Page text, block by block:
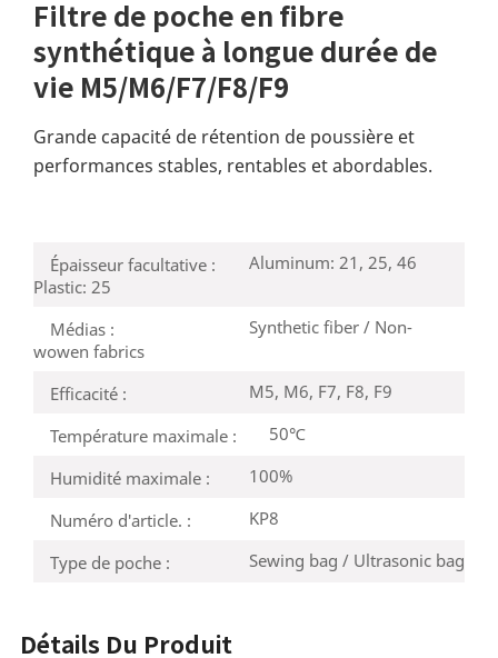
Filtre de poche en fibre
synthétique à longue durée de
vie M5/M6/F7/F8/F9
Grande capacité de rétention de poussière et
performances stables, rentables et abordables.
Épaisseur facultative :
Aluminum: 21, 25, 46
Plastic: 25
Médias :
Synthetic fiber / Non-
wowen fabrics
Efficacité :
M5, M6, F7, F8, F9
Température maximale :
50℃
Humidité maximale :
100%
Numéro d'article. :
KP8
Type de poche :
Sewing bag / Ultrasonic bag
Détails Du Produit